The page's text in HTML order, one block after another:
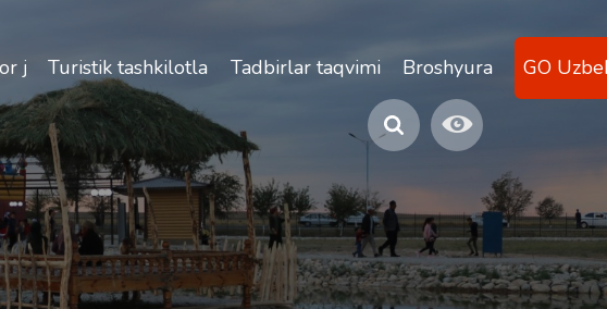
xos jihatlari
joylarTuristik tashkilotlar uchunTadbirlar taqvimi Broshyura
GO